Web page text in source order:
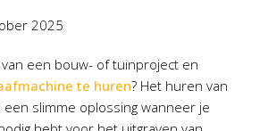
2025
een bouw- of tuinproject en
te huren? Het huren van
een slimme oplossing wanneer je